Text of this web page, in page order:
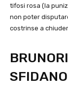
tifosi rosa (la
non poter
costrinse a